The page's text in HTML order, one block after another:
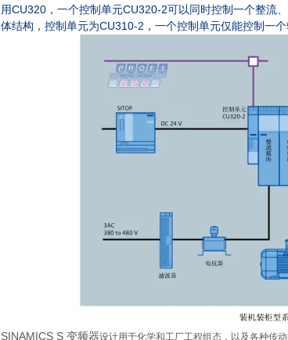
用CU320 ，一个控制单元CU320-2可以同时控制一个整流、
体结构，控制单元为CU310-2 ，一个控制单元仅能控制一个
SINAMICS S 变频器设计用于化学和工厂工程组态，以及各种传